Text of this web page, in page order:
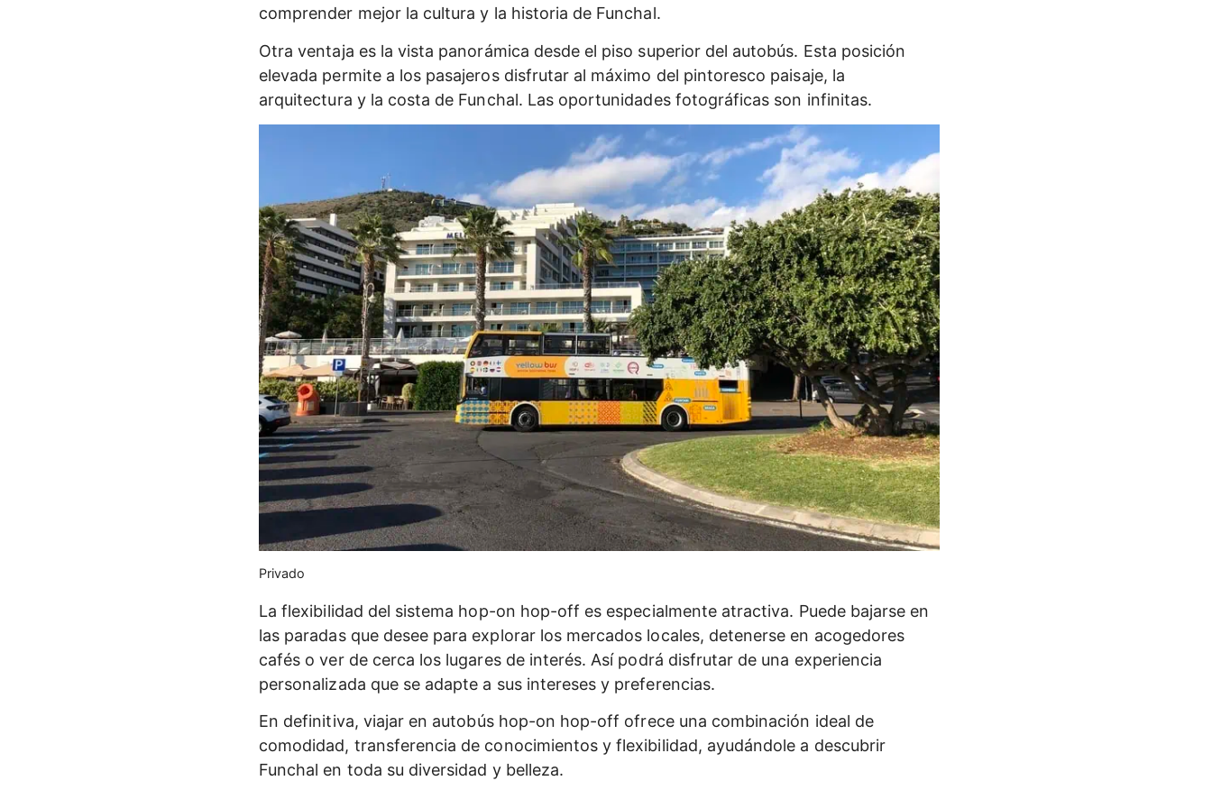
comprender mejor la cultura y la historia de Funchal.
Otra ventaja es la vista panorámica desde el piso superior del autobús. Esta posición
elevada permite a los pasajeros disfrutar al máximo del pintoresco paisaje, la
arquitectura y la costa de Funchal. Las oportunidades fotográficas son infinitas.
Privado
La flexibilidad del sistema hop-on hop-off es especialmente atractiva. Puede bajarse en
las paradas que desee para explorar los mercados locales, detenerse en acogedores
cafés o ver de cerca los lugares de interés. Así podrá disfrutar de una experiencia
personalizada que se adapte a sus intereses y preferencias.
En definitiva, viajar en autobús hop-on hop-off ofrece una combinación ideal de
comodidad, transferencia de conocimientos y flexibilidad, ayudándole a descubrir
Funchal en toda su diversidad y belleza.